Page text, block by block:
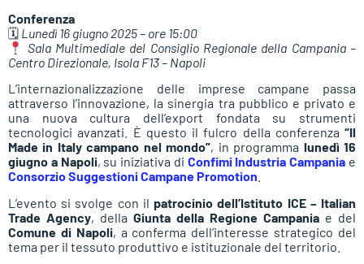
Conferenza
🗓 Lunedì 16 giugno 2025 – ore 15:00
Sala Multimediale del Consiglio Regionale della Campania –
Centro Direzionale, Isola F13 – Napoli
L’internazionalizzazione delle imprese campane passa
attraverso l’innovazione, la sinergia tra pubblico e privato e
una nuova cultura dell’export fondata su strumenti
tecnologici avanzati. È questo il fulcro della conferenza “Il
Made in Italy campano nel mondo”, in programma lunedì 16
giugno a Napoli, su iniziativa di Confimi Industria Campania e
Consorzio Suggestioni Campane Promotion
L’evento si svolge con ilpatrocinio dell’Istituto ICE – Italian
Trade Agency, della Giunta della Regione Campania e del
Comune di Napoli, a conferma dell’interesse strategico del
tema per il tessuto produttivo e istituzionale del territorio.